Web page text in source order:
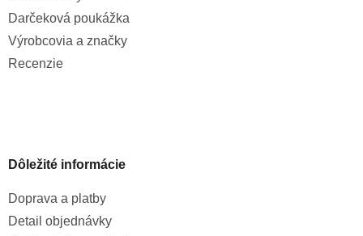
Darčeková poukážka
Výrobcovia a značky
Recenzie
Dôležité informácie
Doprava a platby
Detail objednávky